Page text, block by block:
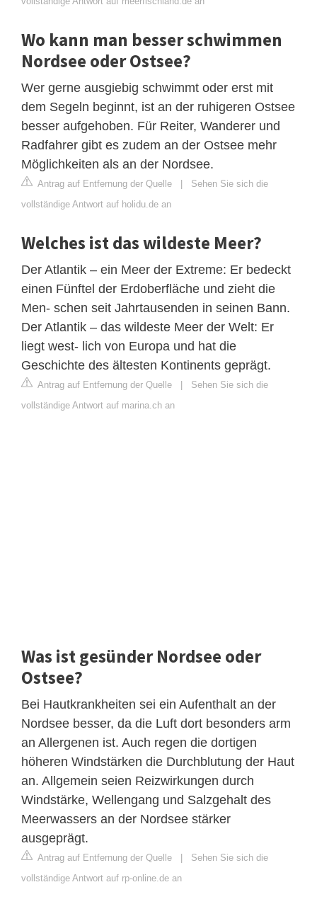
Wo kann man besser schwimmen
Nordsee oder Ostsee?
Wer gerne ausgiebig schwimmt oder erst mit
dem Segeln beginnt, ist an der ruhigeren Ostsee
besser aufgehoben. Für Reiter, Wanderer und
Radfahrer gibt es zudem an der Ostsee mehr
Möglichkeiten als an der Nordsee.
Antrag auf Entfernung der Quelle | Sehen Sie sich die
vollständige Antwort auf holidu.de an
Welches ist das wildeste Meer?
Der Atlantik – ein Meer der Extreme: Er bedeckt
einen Fünftel der Erdoberfläche und zieht die
Men- schen seit Jahrtausenden in seinen Bann.
Der Atlantik – das wildeste Meer der Welt: Er
liegt west- lich von Europa und hat die
Geschichte des ältesten Kontinents geprägt.
Antrag auf Entfernung der Quelle | Sehen Sie sich die
vollständige Antwort auf marina.ch an
Was ist gesünder Nordsee oder
Ostsee?
Bei Hautkrankheiten sei ein Aufenthalt an der
Nordsee besser, da die Luft dort besonders arm
an Allergenen ist. Auch regen die dortigen
höheren Windstärken die Durchblutung der Haut
an. Allgemein seien Reizwirkungen durch
Windstärke, Wellengang und Salzgehalt des
Meerwassers an der Nordsee stärker
ausgeprägt.
Antrag auf Entfernung der Quelle | Sehen Sie sich die
vollständige Antwort auf rp-online.de an